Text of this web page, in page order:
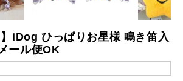
】iDog ひっぱりお星様 鳴き笛入
ール便OK